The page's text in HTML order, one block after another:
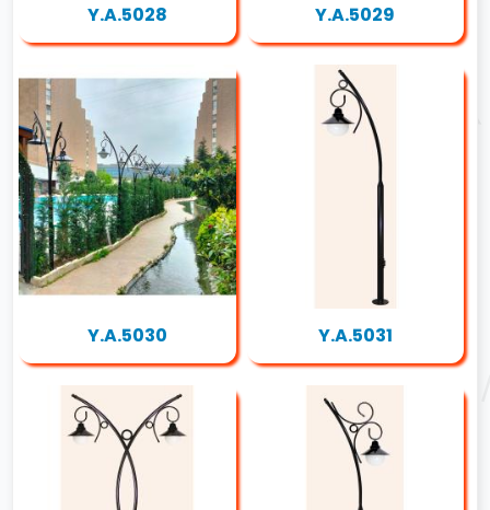
Y.A.5028 Y.A.5029
Y.A.5030 Y.A.5031